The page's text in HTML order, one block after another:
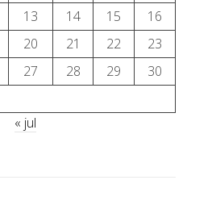
13 14 15
16
20 21 22
23
27 28 29
30
« jul